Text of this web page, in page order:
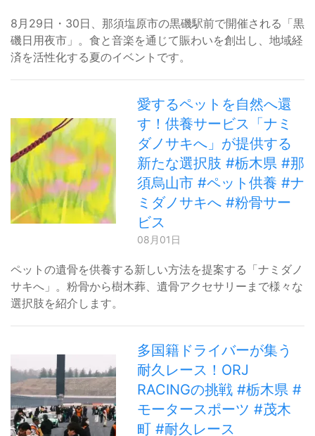
8月29日・30日、那須塩原市の黒磯駅前で開催される「黒
磯日用夜市」。食と音楽を通じて賑わいを創出し、地域経
済を活性化する夏のイベントです。
愛するペットを自然へ還
す！供養サービス「ナミ
ダノサキへ」が提供する
新たな選択肢 #栃木県 #那
須烏山市 #ペット供養 #ナ
ミダノサキへ #粉骨サー
ビス
08月01日
ペットの遺骨を供養する新しい方法を提案する「ナミダノ
サキへ」。粉骨から樹木葬、遺骨アクセサリーまで様々な
選択肢を紹介します。
多国籍ドライバーが集う
耐久レース！ORJ
RACINGの挑戦 #栃木県 #
モータースポーツ #茂木
町 #耐久レース